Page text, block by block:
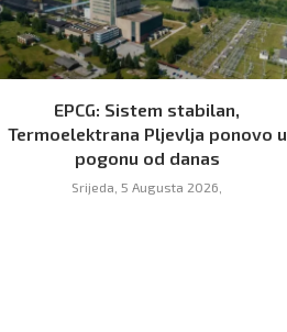
EPCG: Sistem stabilan,
Termoelektrana Pljevlja ponovo u
pogonu od danas
Srijeda, 5 Augusta 2026,